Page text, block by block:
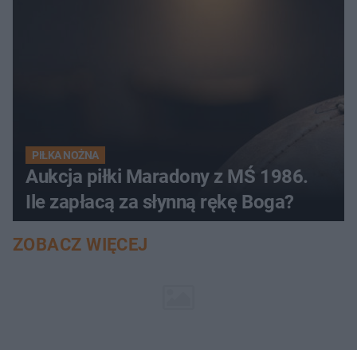
PIŁKA NOŻNA
Aukcja piłki Maradony z MŚ 1986.
Ile zapłacą za słynną rękę Boga?
ZOBACZ WIĘCEJ